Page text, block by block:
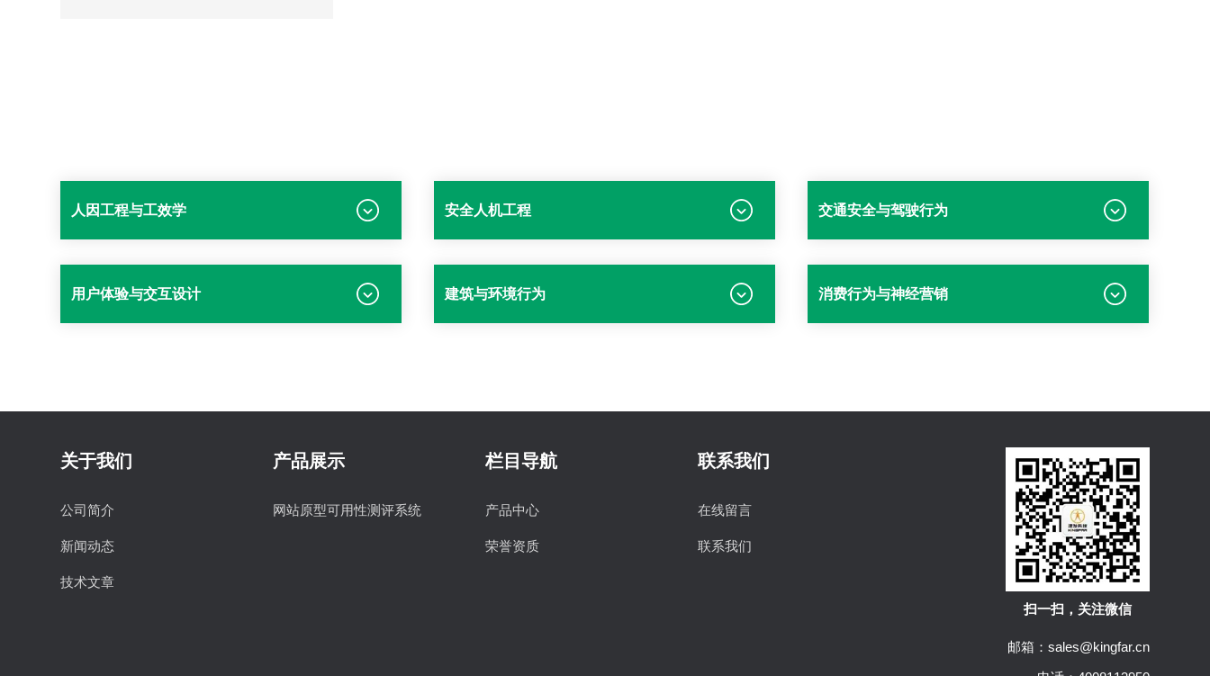
人因工程与工效学 安全人机工程 交通安全与驾驶行为
用户体验与交互设计 建筑与环境行为 消费行为与神经营销
关于我们
公司简介
新闻动态
技术文章
产品展示
网站原型可用性测评系统
栏目导航
产品中心
荣誉资质
联系我们
在线留言
联系我们
扫一扫，关注微信
邮箱：sales@kingfar.cn